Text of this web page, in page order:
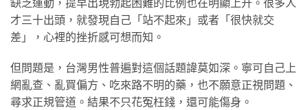
才三十出頭，就發現自己「站不起來」或者「很快就交
差」，心裡的挫折感可想而知。
但問題是，台灣男性普遍對這個話題諱莫如深。寧可自己上
網亂查、亂買偏方、吃來路不明的藥，也不願意正視問題、
尋求正規管道。結果不只花冤枉錢，還可能傷身。